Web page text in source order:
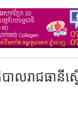
បាលរាជធានី